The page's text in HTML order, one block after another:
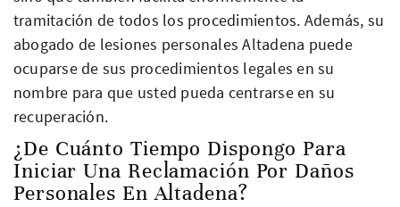
tramitación de todos los procedimientos. Además, su
abogado de lesiones personales Altadena puede
ocuparse de sus procedimientos legales en su
nombre para que usted pueda centrarse en su
recuperación.
¿De Cuánto Tiempo Dispongo Para
Iniciar Una Reclamación Por Daños
Personales En Altadena?